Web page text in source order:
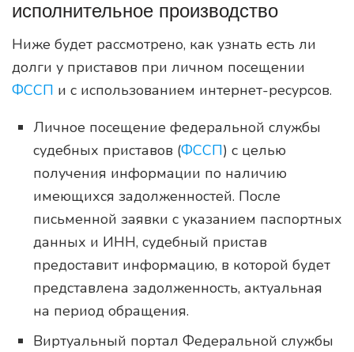
исполнительное производство
Ниже будет рассмотрено, как узнать есть ли
долги у приставов при личном посещении
ФССП и с использованием интернет-ресурсов.
Личное посещение федеральной службы
судебных приставов (ФССП) с целью
получения информации по наличию
имеющихся задолженностей. После
письменной заявки с указанием паспортных
данных и ИНН, судебный пристав
предоставит информацию, в которой будет
представлена задолженность, актуальная
на период обращения.
Виртуальный портал Федеральной службы